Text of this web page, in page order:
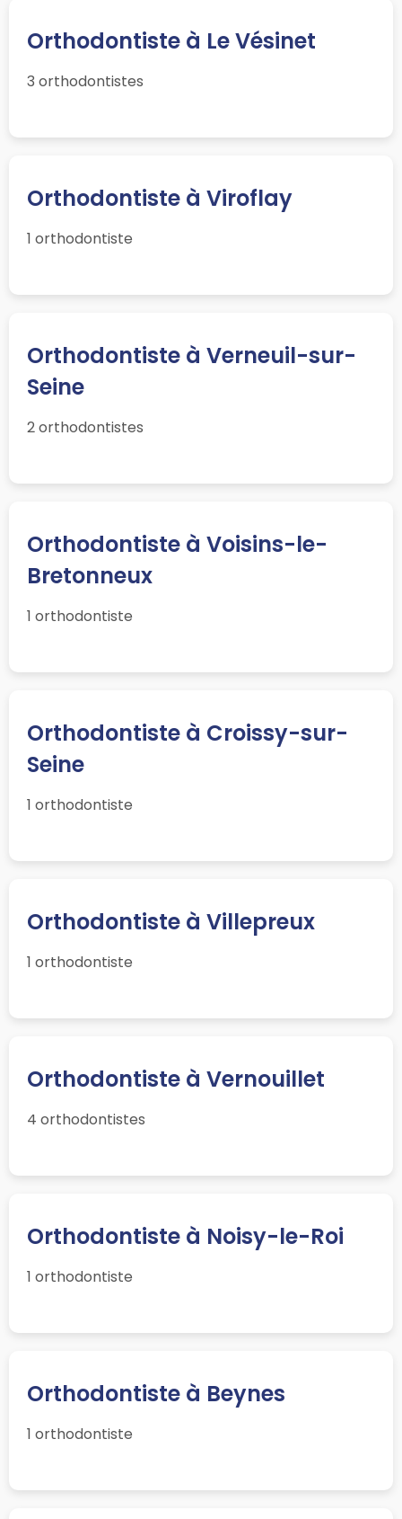
Orthodontiste à Le Vésinet
3 orthodontistes
Orthodontiste à Viroflay
1 orthodontiste
Orthodontiste à Verneuil-sur-
Seine
2 orthodontistes
Orthodontiste à Voisins-le-
Bretonneux
1 orthodontiste
Orthodontiste à Croissy-sur-
Seine
1 orthodontiste
Orthodontiste à Villepreux
1 orthodontiste
Orthodontiste à Vernouillet
4 orthodontistes
Orthodontiste à Noisy-le-Roi
1 orthodontiste
Orthodontiste à Beynes
1 orthodontiste